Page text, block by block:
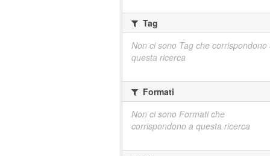
Tag
Non ci sono Tag che corrispondono
questa ricerca
Formati
Non ci sono Formati che
corrispondono a questa ricerca